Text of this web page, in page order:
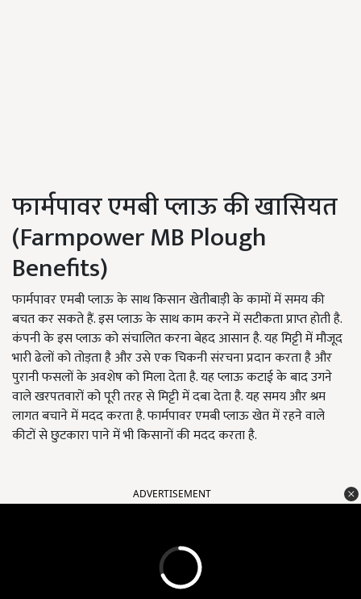
फार्मपावर एमबी प्लाऊ की खासियत
(Farmpower MB Plough
Benefits)
फार्मपावर एमबी प्लाऊ के साथ किसान खेतीबाड़ी के कामों में समय की
बचत कर सकते हैं. इस प्लाऊ के साथ काम करने में सटीकता प्राप्त होती है.
कंपनी के इस प्लाऊ को संचालित करना बेहद आसान है. यह मिट्टी में मौजूद
भारी ढेलों को तोड़ता है और उसे एक चिकनी संरचना प्रदान करता है और
पुरानी फसलों के अवशेष को मिला देता है. यह प्लाऊ कटाई के बाद उगने
वाले खरपतवारों को पूरी तरह से मिट्टी में दबा देता है. यह समय और श्रम
लागत बचाने में मदद करता है. फार्मपावर एमबी प्लाऊ खेत में रहने वाले
कीटों से छुटकारा पाने में भी किसानों की मदद करता है.
ADVERTISEMENT